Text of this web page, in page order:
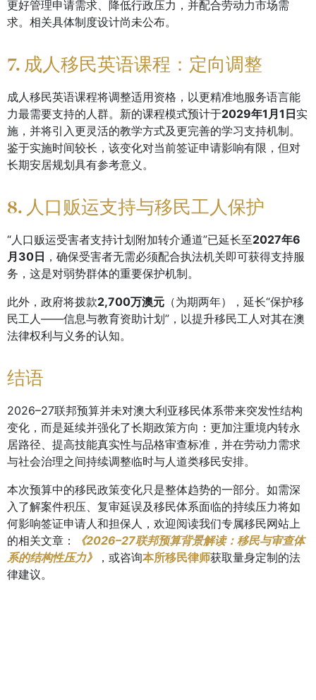
更好管理申请需求、降低行政压力，并配合劳动力市场需
求。相关具体制度设计尚未公布。
7. 成人移民英语课程：定向调整
成人移民英语课程将调整适用资格，以更精准地服务语言能
力最需要支持的人群。新的课程模式预计于2029年1月1日实
施，并将引入更灵活的教学方式及更完善的学习支持机制。
鉴于实施时间较长，该变化对当前签证申请影响有限，但对
长期安居规划具有参考意义。
8. 人口贩运支持与移民工人保护
“人口贩运受害者支持计划附加转介通道”已延长至2027年6
月30日 ，确保受害者无需必须配合执法机关即可获得支持服
务，这是对弱势群体的重要保护机制。
此外，政府将拨款2,700万澳元 （为期两年），延长“保护移
民工人——信息与教育资助计划”，以提升移民工人对其在澳
法律权利与义务的认知。
结语
2026–27联邦预算并未对澳大利亚移民体系带来突发性结构
变化，而是延续并强化了长期政策方向：更加注重境内转永
居路径、提高技能真实性与品格审查标准，并在劳动力需求
与社会治理之间持续调整临时与人道类移民安排。
本次预算中的移民政策变化只是整体趋势的一部分。如需深
入了解案件积压、复审延误及移民体系面临的持续压力将如
何影响签证申请人和担保人，欢迎阅读我们专属移民网站上
的相关文章：
《2026–27联邦预算背景解读：移民与审查体
系的结构性压力》
，或咨询本所移民律师获取量身定制的法
律建议。